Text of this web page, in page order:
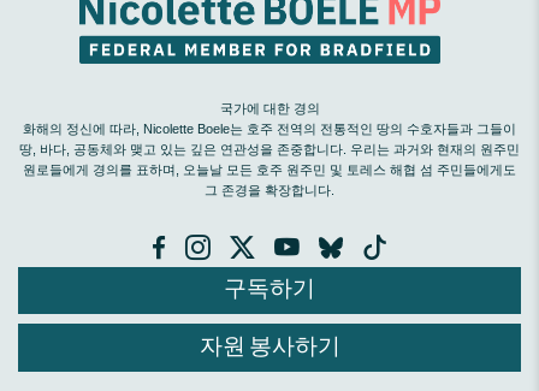
국가에 대한 경의
화해의 정신에 따라, Nicolette Boele는 호주 전역의 전통적인 땅의 수호자들과 그들이
땅, 바다, 공동체와 맺고 있는 깊은 연관성을 존중합니다. 우리는 과거와 현재의 원주민
원로들에게 경의를 표하며, 오늘날 모든 호주 원주민 및 토레스 해협 섬 주민들에게도
그 존경을 확장합니다.
구독하기
자원 봉사하기